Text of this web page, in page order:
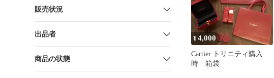
販売状況
出品者
商品の状態
¥4,000
Cartier トリニティ購入
時 箱袋